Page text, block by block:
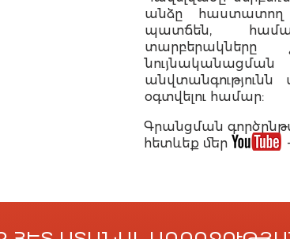
անձը հաստատող
պատճեն,
տարբերակները
անվտանգությունն
օգտվելու համար:
Գրանցման
հետևեք մեր -ի